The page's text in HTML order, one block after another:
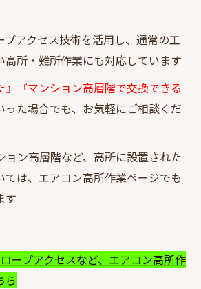
アクセス技術を活用し、通常の工
高所・難所作業にも対応しています
』『マンション高層階で交換できる
った場合でも、お気軽にご相談くだ
ン高層階など、高所に設置された
ては、エアコン高所作業ページでも
す
ープアクセスなど、エアコン高所作
ら